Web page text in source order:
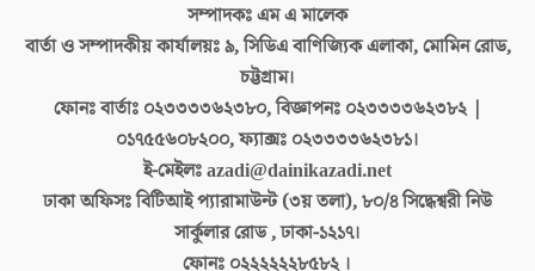
সম্পাদকঃএম এ মালেক
বার্তা ও সম্পাদকীয় কার্যালয়ঃ৯, সিডিএ বাণিজ্যিক এলাকা, মোমিন রোড,
চট্টগ্রাম।
ফোনঃ বার্তাঃ ০২৩৩৩৩৬২৩৮০, বিজ্ঞাপনঃ ০২৩৩৩৩৬২৩৮২ |
০১৭৫৫৬০৮২০০, ফ্যাক্সঃ ০২৩৩৩৩৬২৩৮১।
ই-মেইলঃazadi@dainikazadi.net
ঢাকা অফিসঃবিটিআই প্যারামাউন্ট (৩য় তলা), ৮০/৪ সিদ্ধেশ্বরী নিউ
সার্কুলার রোড , ঢাকা-১২১৭।
ফোনঃ ০২২২২২২৮৫৮২ ।